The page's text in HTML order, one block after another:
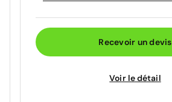
Recevoir un devis
Voir le détail